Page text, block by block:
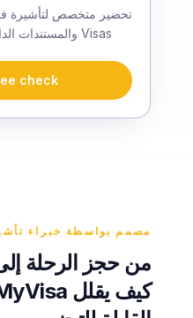
Visas والمستندات الداعمة والاستعداد قبل الموعد.
check
مصمم بواسطة خبراء
من حجز الرحلة